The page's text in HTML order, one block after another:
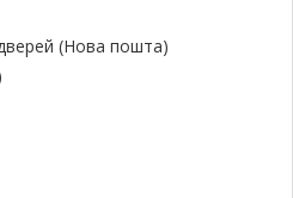
(Нова пошта)